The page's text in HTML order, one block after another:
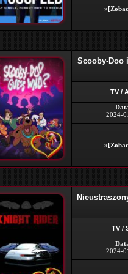
Scooby-Doo
TV /
2024-
TV /
2024-